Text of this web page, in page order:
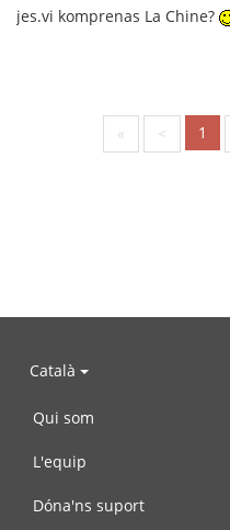
jes.vi komprenas La Chine?
« < 1
Català
Qui som
L'equip
Dóna'ns suport